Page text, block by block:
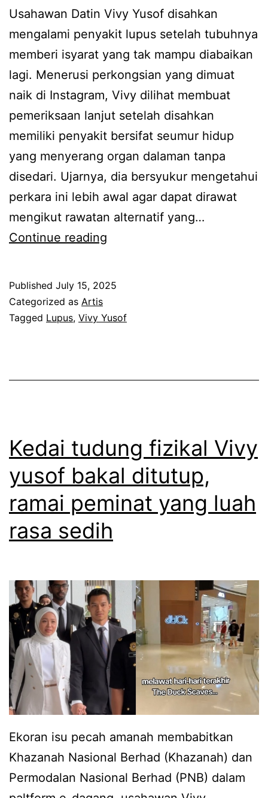
n
g
s
t
a
t
u
s
j
e
n
a
D
u
p
u
l
a
j
w
a
p
a
n
d
i
V
i
Usahawan Datin Vivy Yusof disahkan
mengalami penyakit lupus setelah tubuhnya
memberi isyarat yang tak mampu diabaikan
lagi. Menerusi perkongsian yang dimuat
naik di Instagram, Vivy dilihat membuat
pemeriksaan lanjut setelah disahkan
memiliki penyakit bersifat seumur hidup
yang menyerang organ dalaman tanpa
disedari. Ujarnya, dia bersyukur mengetahui
perkara ini lebih awal agar dapat dirawat
mengikut rawatan alternatif yang…
Continue reading
h
n
r
i
r
a
a
a
n
j
a
n
g
k
p
a
n
Published July 15, 2025
Categorized as Artis
Tagged Lupus, Vivy Yusof
Kedai tudung fizikal Vivy
yusof bakal ditutup,
ramai peminat yang luah
rasa sedih
Ekoran isu pecah amanah membabitkan
Khazanah Nasional Berhad (Khazanah) dan
Permodalan Nasional Berhad (PNB) dalam